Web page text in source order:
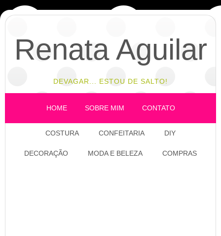
Renata Aguilar
DEVAGAR... ESTOU DE SALTO!
HOME SOBRE MIM CONTATO
COSTURA CONFEITARIA DIY
DECORAÇÃO MODA E BELEZA COMPRAS